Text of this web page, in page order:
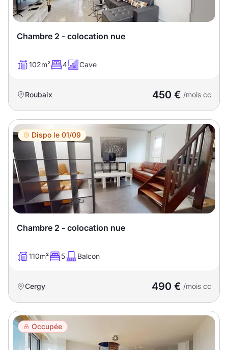
Chambre 2 - colocation nue
102m² 4 Cave
Roubaix 450 € /mois cc
Dispo le 01/09
Chambre 2 - colocation nue
110m² 5 Balcon
Cergy 490 € /mois cc
Occupée